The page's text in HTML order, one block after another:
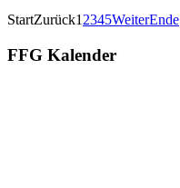
StartZurück1 2345WeiterEnde
FFG Kalender